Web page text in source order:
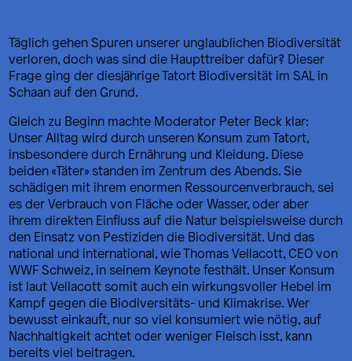
Täglich gehen Spuren unserer unglaublichen Biodiversität
verloren, doch was sind die Haupttreiber dafür? Dieser
Frage ging der diesjährige Tatort Biodiversität im SAL in
Schaan auf den Grund.
Gleich zu Beginn machte Moderator Peter Beck klar:
Unser Alltag wird durch unseren Konsum zum Tatort,
insbesondere durch Ernährung und Kleidung. Diese
beiden «Täter» standen im Zentrum des Abends.Sie
schädigen mit ihrem enormen Ressourcenverbrauch, sei
es der Verbrauch von Fläche oder Wasser, oder aber
ihrem direkten Einfluss auf die Natur beispielsweise durch
den Einsatz von Pestiziden die Biodiversität. Und das
national und international, wie Thomas Vellacott, CEO von
WWF Schweiz, in seinem Keynote festhält. Unser Konsum
ist laut Vellacott somit auch ein wirkungsvoller Hebel im
Kampf gegen die Biodiversitäts- und Klimakrise.Wer
bewusst einkauft, nur so viel konsumiert wie nötig, auf
Nachhaltigkeit achtet oder weniger Fleisch isst, kann
bereits viel beitragen.